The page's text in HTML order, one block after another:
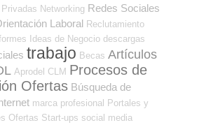
Networking Redes Sociales
Laboral Reclutamiento
Ideas de Negocio descargas
trabajo Becas Artículos
Aprodel CLM Procesos de
Ofertas Búsqueda de
marca profesional
Portales y
Ofertas Start-ups social media